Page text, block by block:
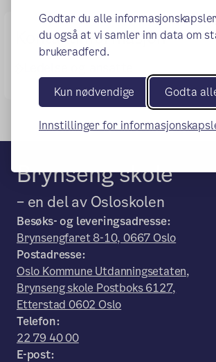
Godtar du alle
du også at vi samler inn data om
brukeradferd.
Kun nødvendige Godta
Innstillinger for
Kontaktinformasjon
Brynseng skole
– en del av Osloskolen
Besøks- og leveringsadresse:
Brynsengfaret 8-10, 0667 Oslo
Postadresse:
Oslo Kommune Utdanningsetaten,
Brynseng skole Postboks 6127,
Etterstad 0602 Oslo
Telefon:
22 79 40 00
E-post: